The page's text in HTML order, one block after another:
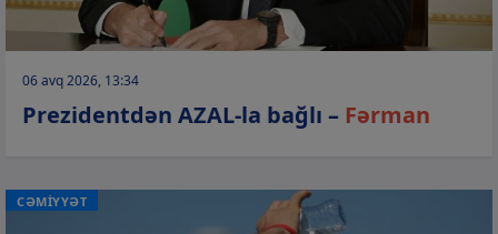
06 avq 2026, 13:34
Prezidentdən AZAL-la bağlı – Fərman
CƏMİYYƏT